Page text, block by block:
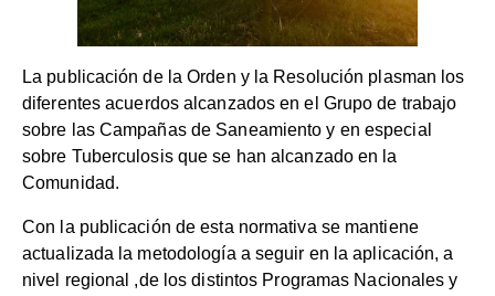
La publicación de la Orden y la Resolución plasman los
diferentes acuerdos alcanzados en el Grupo de trabajo
sobre las Campañas de Saneamiento y en especial
sobre Tuberculosis que se han alcanzado en la
Comunidad.
Con la publicación de esta normativa se mantiene
actualizada la metodología a seguir en la aplicación, a
nivel regional ,de los distintos Programas Nacionales y